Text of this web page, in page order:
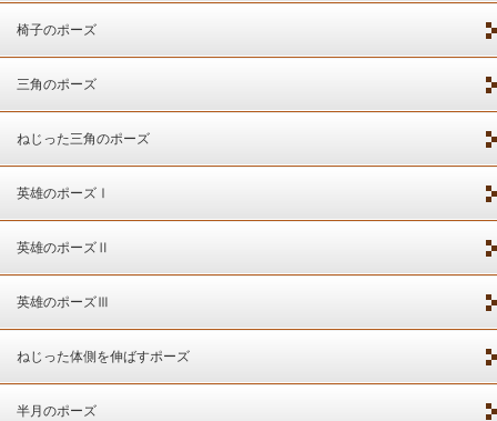
椅子のポーズ
三角のポーズ
ねじった三角のポーズ
英雄のポーズⅠ
英雄のポーズⅡ
英雄のポーズⅢ
ねじった体側を伸ばすポーズ
半月のポーズ